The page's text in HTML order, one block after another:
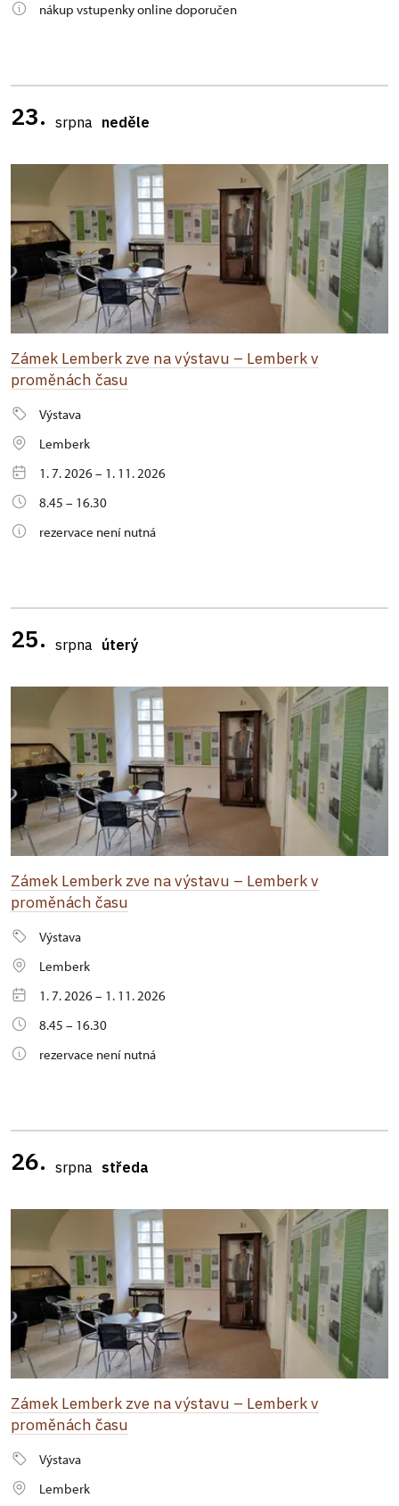
nákup vstupenky online doporučen
23. srpna neděle
Zámek Lemberk zve na výstavu – Lemberk v
proměnách času
Výstava
Lemberk
1. 7. 2026 – 1. 11. 2026
8.45 – 16.30
rezervace není nutná
25. srpna úterý
Zámek Lemberk zve na výstavu – Lemberk v
proměnách času
Výstava
Lemberk
1. 7. 2026 – 1. 11. 2026
8.45 – 16.30
rezervace není nutná
26. srpna středa
Zámek Lemberk zve na výstavu – Lemberk v
proměnách času
Výstava
Lemberk